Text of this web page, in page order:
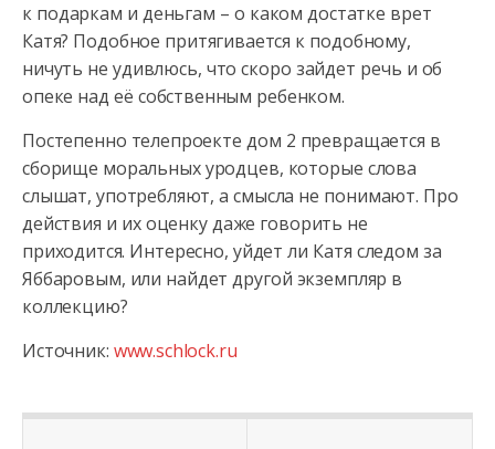
к подаркам и деньгам – о каком достатке врет
Катя? Подобное притягивается к подобному,
ничуть не удивлюсь, что скоро зайдет речь и об
опеке над её собственным ребенком.
Постепенно телепроекте дом 2 превращается в
сборище моральных уродцев, которые слова
слышат, употребляют, а смысла не понимают. Про
действия и их оценку даже говорить не
приходится. Интересно, уйдет ли Катя следом за
Яббаровым, или найдет другой экземпляр в
коллекцию?
Источник: www.schlock.ru